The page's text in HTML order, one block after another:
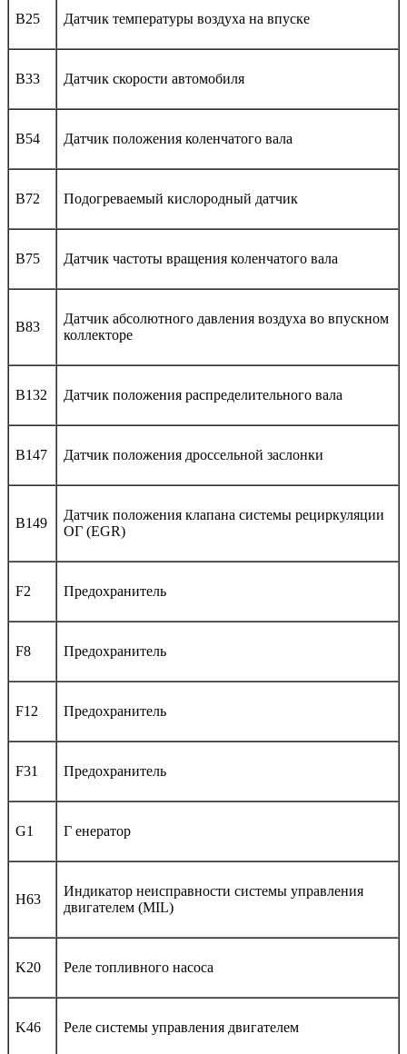
B25 Датчик температуры воздуха на впуске
B33 Датчик скорости автомобиля
B54 Датчик положения коленчатого вала
B72 Подогреваемый кислородный датчик
B75 Датчик частоты вращения коленчатого вала
B83
Датчик абсолютного давления воздуха во впускном
коллекторе
B132 Датчик положения распределительного вала
B147 Датчик положения дроссельной заслонки
B149
Датчик положения клапана системы рециркуляции
ОГ (EGR)
F2 Предохранитель
F8 Предохранитель
F12 Предохранитель
F31 Предохранитель
G1 Г енератор
H63
Индикатор неисправности системы управления
двигателем (MIL)
K20 Реле топливного насоса
K46 Реле системы управления двигателем